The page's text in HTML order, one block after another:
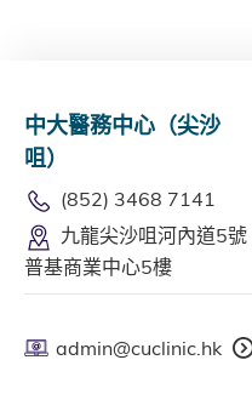
中大醫務中心（尖沙
咀）
(852) 3468 7141
九龍尖沙咀河內道5號
普基商業中心5樓
admin@cuclinic.hk